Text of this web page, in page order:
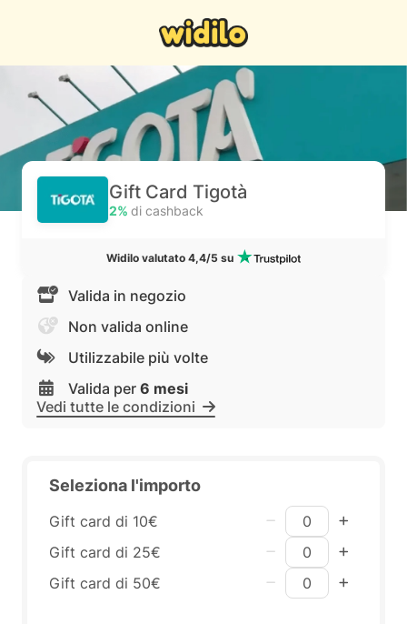
Gift Card Tigotà
2% di cashback
Widilo valutato 4,4/5 su
Valida in negozio
Non valida online
Utilizzabile più volte
Valida per 6 mesi
Vedi tutte le condizioni
Seleziona l'importo
Gift card di 10€
Gift card di 25€
Gift card di 50€